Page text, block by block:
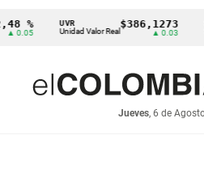
UVR
Unidad Valor Real
$386,1273
▲ 0.03
SMMLV
Salario
Jueves, 6 de